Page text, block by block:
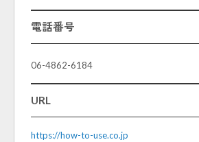
電話番号
06-4862-6184
URL
https://how-to-use.co.jp